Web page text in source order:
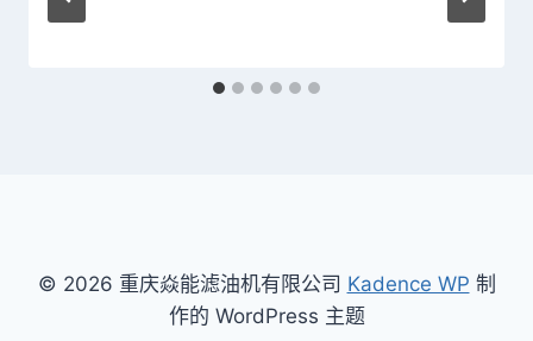
© 2026 重庆焱能滤油机有限公司 Kadence WP 制
作的 WordPress 主题